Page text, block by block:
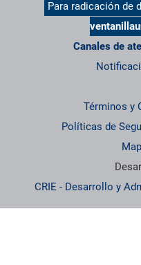
Para radicación de
Canales de
Términos y
Políticas de
CRIE - Desarrollo y